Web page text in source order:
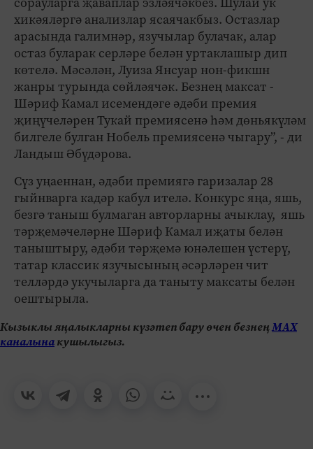
хикәяләргә анализлар ясаячакбыз. Остазлар
арасында галимнәр, язучылар булачак, алар
остаз буларак серләре белән уртаклашыр дип
көтелә. Мәсәлән, Луиза Янсуар нон-фикшн
жанры турында сөйләячәк. Безнең максат -
Шәриф Камал исемендәге әдәби премия
җиңүчеләрен Тукай премиясенә һәм дөньякүләм
билгеле булган Нобель премиясенә чыгару”, - ди
Ландыш Әбүдәрова.
Сүз уңаеннан, әдәби премиягә гаризалар 28
гыйнварга кадәр кабул ителә. Конкурс яңа, яшь,
безгә таныш булмаган авторларны ачыклау, яшь
тәрҗемәчеләрне Шәриф Камал иҗаты белән
таныштыру, әдәби тәрҗемә юнәлешен үстерү,
татар классик язучысының әсәрләрен чит
телләрдә укучыларга да таныту максаты белән
оештырыла.
Кызыклы яңалыкларны күзәтеп бару өчен безнеңМАХ
каналынакушылыгыз.